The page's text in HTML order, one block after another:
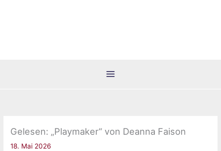
Gelesen: „Playmaker“ von Deanna Faison
18. Mai 2026